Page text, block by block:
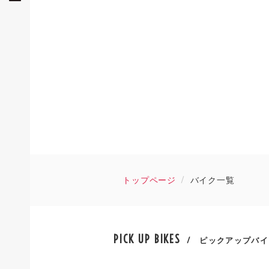
トップページ バイク一覧
PICK UP BIKES / ピックアップバ